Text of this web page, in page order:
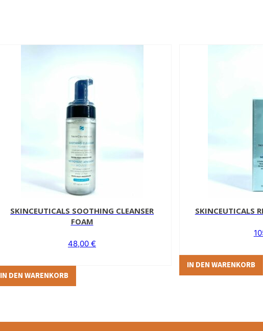
SKINCEUTICALS SOOTHING CLEANSER
FOAM
48,00 €
IN DEN WARENKORB
SKINCEUTICALS
IN DEN WARENKORB